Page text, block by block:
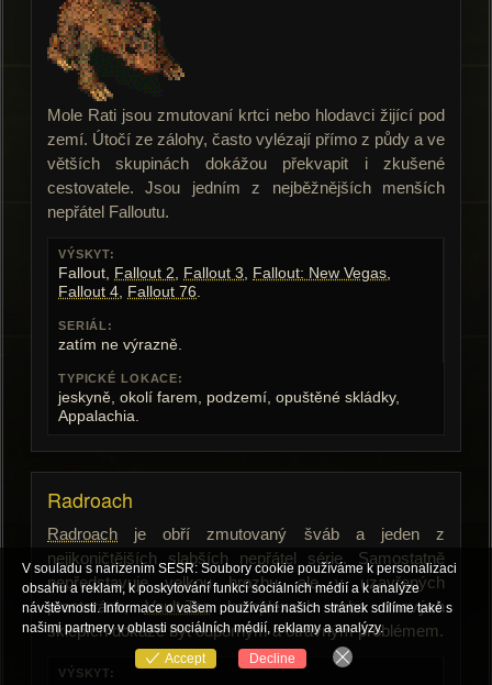
Mole Rati jsou zmutovaní krtci nebo hlodavci žijící pod
zemí. Útočí ze zálohy, často vylézají přímo z půdy a ve
větších skupinách dokážou překvapit i zkušené
cestovatele. Jsou jedním z nejběžnějších menších
nepřátel Falloutu.
VÝSKYT:
Fallout, Fallout 2, Fallout 3, Fallout: New Vegas,
Fallout 4, Fallout 76.
SERIÁL:
zatím ne výrazně.
TYPICKÉ LOKACE:
jeskyně, okolí farem, podzemí, opuštěné skládky,
Appalachia.
Radroach
Radroach je obří zmutovaný šváb a jeden z
nejikoničtějších slabších nepřátel série. Samostatně
nepředstavuje velkou hrozbu, ale v uzavřených
prostorách,Vault-Teckomplexech nebo tmavých
sklepích dokáže být odporným a otravným problémem.
VÝSKYT:
V souladu s narizenim SESR: Soubory cookie používáme k personalizaci
obsahu a reklam, k poskytování funkcí sociálních médií a k analýze
návštěvnosti. Informace o vašem používání našich stránek sdílíme také s
našimi partnery v oblasti sociálních médií, reklamy a analýzy.
Accept
Decline